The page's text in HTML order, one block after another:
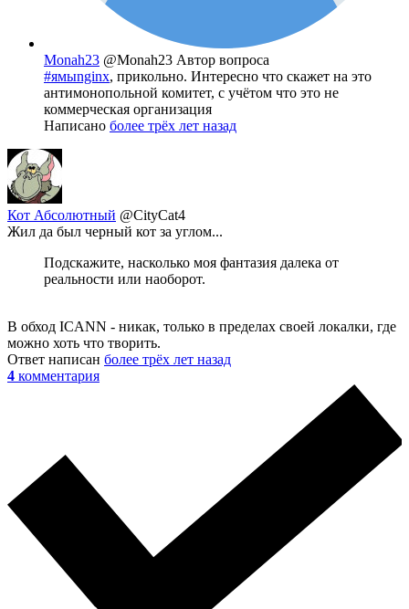
Monah23 @Monah23 Автор вопроса
#ямыnginx, прикольно. Интересно что скажет на это
антимонопольной комитет, с учётом что это не
коммерческая организация
Написано более трёх лет назад
Кот Абсолютный @CityCat4
Жил да был черный кот за углом...
Подскажите, насколько моя фантазия далека от
реальности или наоборот.
В обход ICANN - никак, только в пределах своей локалки, где
можно хоть что творить.
Ответ написан более трёх лет назад
4 комментария